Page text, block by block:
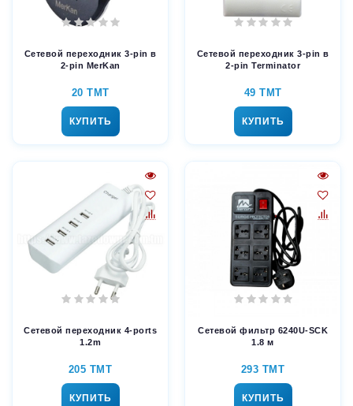
Сетевой переходник 3-pin в
2-pin MerKan
20 TMT
КУПИТЬ
Сетевой переходник 3-pin в
2-pin Terminator
49 TMT
КУПИТЬ
Сетевой переходник 4-ports
1.2m
205 TMT
КУПИТЬ
Сетевой фильтр 6240U-SCK
1.8 м
293 TMT
КУПИТЬ